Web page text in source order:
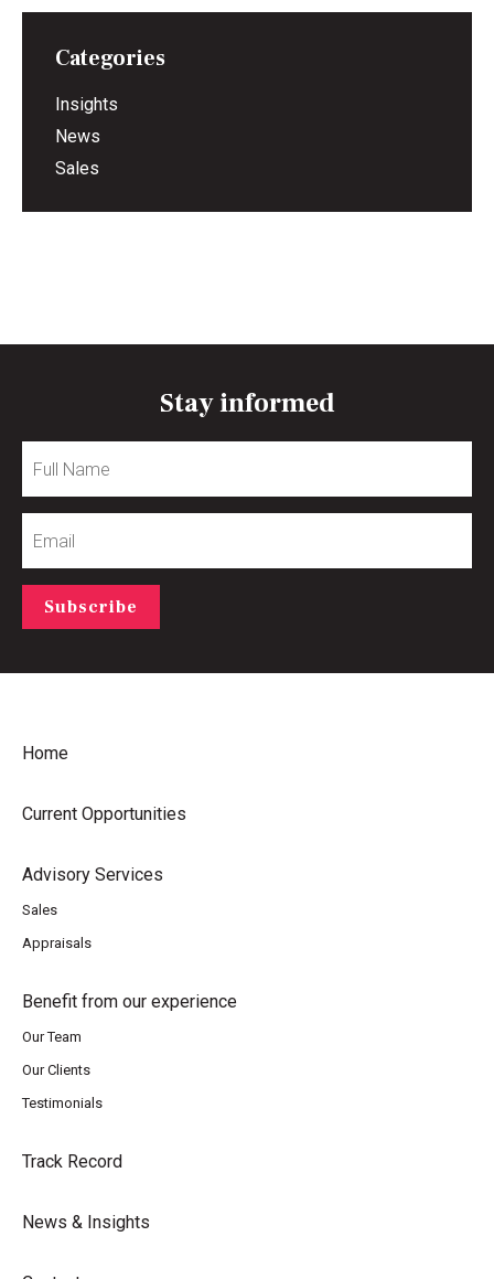
Categories
Insights
News
Sales
Stay informed
Name
Subscribe
Home
Current Opportunities
Advisory Services
Sales
Appraisals
Benefit from our experience
Our Team
Our Clients
Testimonials
Track Record
News & Insights